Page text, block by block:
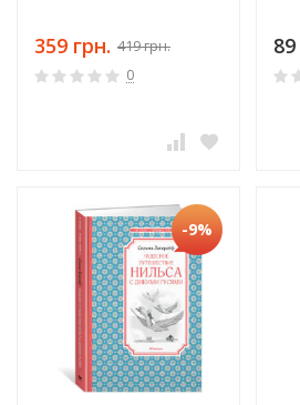
359 грн. 419 грн.
0
-9%